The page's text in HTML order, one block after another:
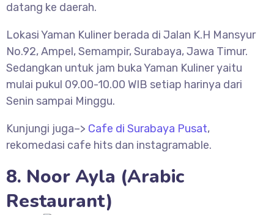
datang ke daerah.
Lokasi Yaman Kuliner berada di Jalan K.H Mansyur
No.92, Ampel, Semampir, Surabaya, Jawa Timur.
Sedangkan untuk jam buka Yaman Kuliner yaitu
mulai pukul 09.00-10.00 WIB setiap harinya dari
Senin sampai Minggu.
Kunjungi juga–> Cafe di Surabaya Pusat,
rekomedasi cafe hits dan instagramable.
8. Noor Ayla (Arabic
Restaurant)